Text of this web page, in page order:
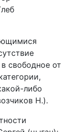
свободное от
либо
Н.).